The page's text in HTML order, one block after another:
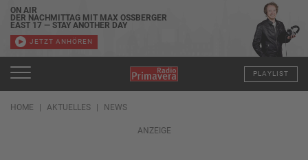
ON AIR
DER NACHMITTAG MIT MAX OSSBERGER
EAST 17 — STAY ANOTHER DAY
JETZT ANHÖREN
PLAYLIST
HOME AKTUELLES NEWS
ANZEIGE